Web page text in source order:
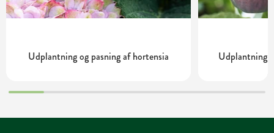
Udplantning og pasning af hortensia Udplantning